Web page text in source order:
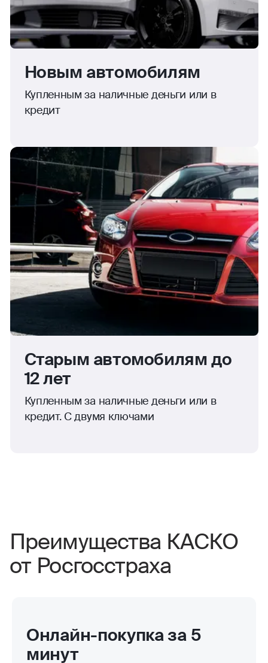
Новым автомобилям
Купленным за наличные деньги или в
кредит
Старым автомобилям до
12 лет
Купленным за наличные деньги или в
кредит. С двумя ключами
Преимущества КАСКО
от Росгосстраха
Онлайн-покупка за 5
минут